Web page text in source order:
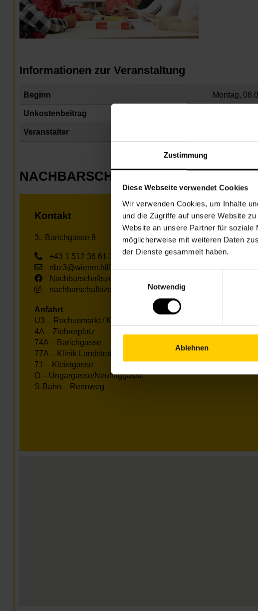
Zustimmung
Diese Webseite verwendet Cookies
Wir verwenden Cookies, um Inhalte
und die Zugriffe auf unsere Website
Website an unsere Partner für soziale
möglicherweise mit weiteren Daten
der Dienste gesammelt haben.
Notwendig
Ablehnen
Informationen zur Veranstaltung
Beginn Montag,
Unkostenbeitrag
Veranstalter
NACHBARSCHAFTSZENTRUM 03
Kontakt
3., Barichgasse 8
+43 1 512 36 61-3250
nbz3@wiener.hilfswerk.at
Nachbarschaftszentren
nachbarschaftszentren.wien
Anfahrt
U3 – Rochusmarkt / Kardinal-Nagl-Platz
4A – Ziehrerplatz
74A – Barichgasse
77A – Klinik Landstraße
71 – Kleistgasse
O – Ungargasse/Neulinggasse
S-Bahn – Rennweg